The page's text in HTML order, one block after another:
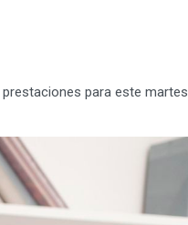
para este martes